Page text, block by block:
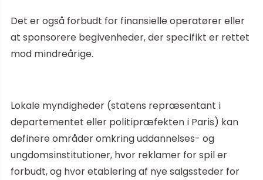
Det er også forbudt for finansielle operatører eller
at sponsorere begivenheder, der specifikt er rettet
mod mindreårige.
Lokale myndigheder (statens repræsentant i
departementet eller politipræfekten i Paris) kan
definere områder omkring uddannelses- og
ungdomsinstitutioner, hvor reklamer for spil er
forbudt, og hvor etablering af nye salgssteder for